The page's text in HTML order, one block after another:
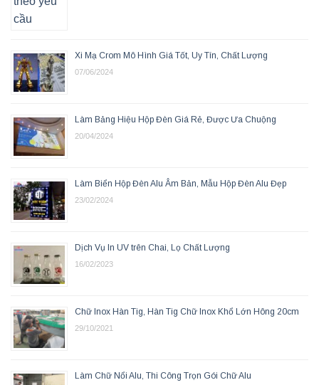
Xi Mạ Crom Mô Hình Giá Tốt, Uy Tín, Chất Lượng
07/06/2024
Làm Bảng Hiệu Hộp Đèn Giá Rẻ, Được Ưa Chuộng
20/04/2024
Làm Biển Hộp Đèn Alu Âm Bản, Mẫu Hộp Đèn Alu Đẹp
23/02/2024
Dịch Vụ In UV trên Chai, Lọ Chất Lượng
16/02/2023
Chữ Inox Hàn Tig, Hàn Tig Chữ Inox Khổ Lớn Hông 20cm
29/10/2021
Làm Chữ Nổi Alu, Thi Công Trọn Gói Chữ Alu